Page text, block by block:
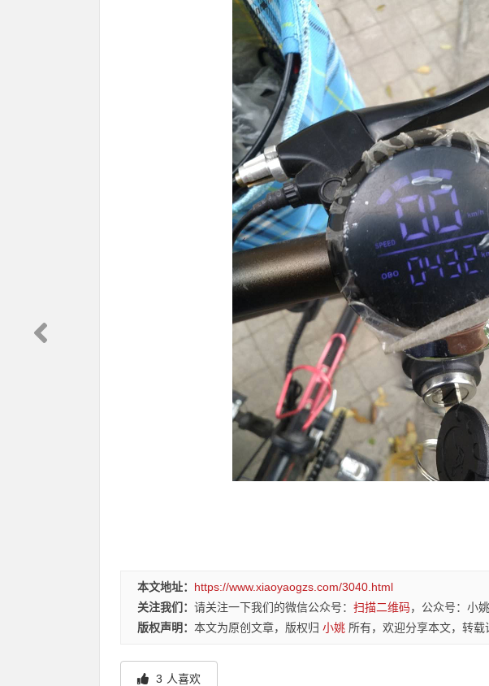
本文地址： https://www.xiaoyaogzs.com/3040.html
关注我们： 请关注一下我们的微信公众号： 扫描二维码，公众号：小
版权声明： 本文为原创文章，版权归 小姚 所有，欢迎分享本文，转载
3 人喜欢